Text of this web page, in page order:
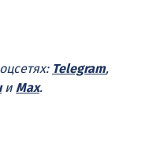
Telegram,
и Max.